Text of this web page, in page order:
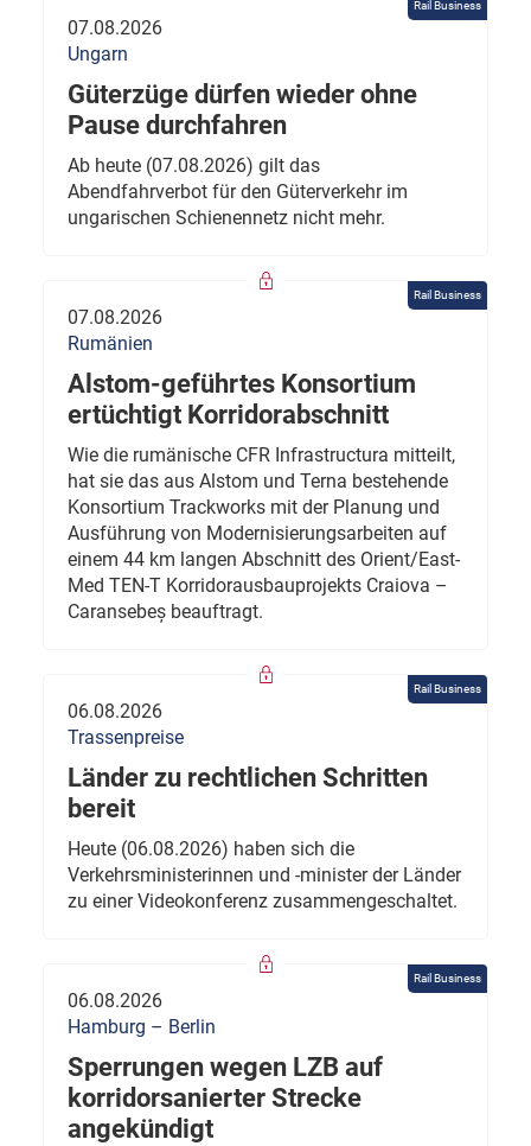
Rail Business
07.08.2026
Ungarn
Güterzüge dürfen wieder ohne
Pause durchfahren
Ab heute (07.08.2026) gilt das
Abendfahrverbot für den Güterverkehr im
ungarischen Schienennetz nicht mehr.
Rail Business
07.08.2026
Rumänien
Alstom-geführtes Konsortium
ertüchtigt Korridorabschnitt
Wie die rumänische CFR Infrastructura mitteilt,
hat sie das aus Alstom und Terna bestehende
Konsortium Trackworks mit der Planung und
Ausführung von Modernisierungsarbeiten auf
einem 44 km langen Abschnitt des Orient/East-
Med TEN-T Korridorausbauprojekts Craiova –
Caransebeș beauftragt.
Rail Business
06.08.2026
Trassenpreise
Länder zu rechtlichen Schritten
bereit
Heute (06.08.2026) haben sich die
Verkehrsministerinnen und -minister der Länder
zu einer Videokonferenz zusammengeschaltet.
Rail Business
06.08.2026
Hamburg – Berlin
Sperrungen wegen LZB auf
korridorsanierter Strecke
angekündigt